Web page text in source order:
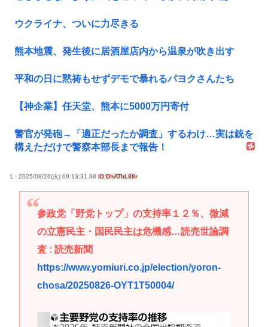
ウクライナ、ついに力尽きる
熊本地震、発生後に居酒屋店内から温泉が吹き出す
平和の日に黙祷もせずデモで暴れるパヨクさんたち
【神企業】任天堂、熊本に5000万円寄付
警官が発砲→「適正だったか調査」するわけ…実は銃を
構えただけで警察本部長まで報告！
1 : 2025/08/26(火) 09:13:31.88 ID:DhAThL88r
参政党「野党トップ」の支持率１２％、微減
の立憲民主・国民民主は危機感…読売世論調
査 : 読売新聞
https://www.yomiuri.co.jp/election/yoron-
chosa/20250826-OYT1T50004/